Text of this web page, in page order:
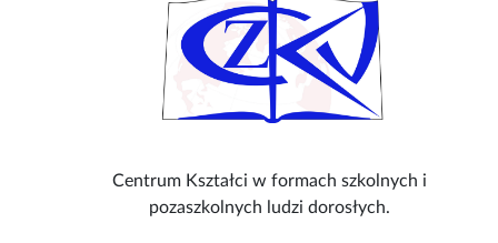
Centrum Kształci w formach szkolnych i
pozaszkolnych ludzi dorosłych.